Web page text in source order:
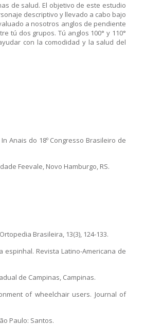
de salud. El objetivo de este estudio
descriptivo y llevado a cabo bajo
a nosotros anglos de pendiente
tú dos grupos. Tú anglos 100° y 110°
con la comodidad y la salud del
Anais do 18º Congresso Brasileiro de
Feevale, Novo Hamburgo, RS.
Brasileira, 13(3), 124-133.
espinhal. Revista Latino-Americana de
de Campinas, Campinas.
of wheelchair users. Journal of
Paulo: Santos.